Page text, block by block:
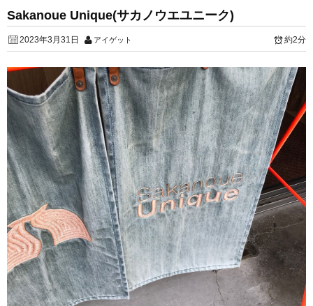
Sakanoue Unique(サカノウエユニーク)
2023年3月31日 アイゲット 約2分